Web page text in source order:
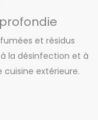
et résidus
la désinfection et à
extérieure.